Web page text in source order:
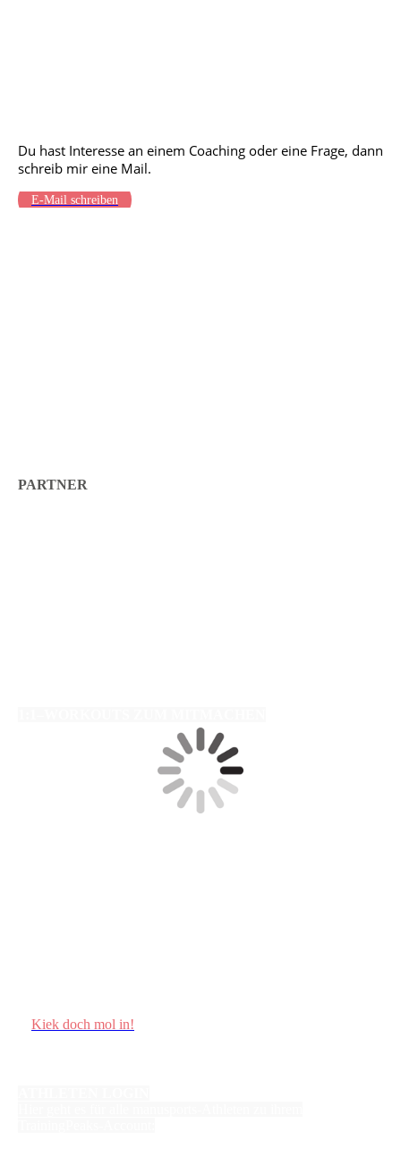
Du hast Interesse an einem Coaching oder eine Frage, dann
schreib mir eine Mail.
E-Mail schreiben
PARTNER
Kiek doch mol in!